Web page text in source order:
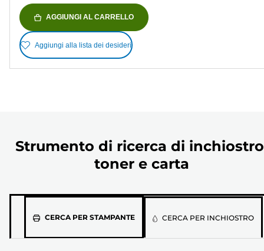
AGGIUNGI AL CARRELLO
Aggiungi alla lista dei desideri
Strumento di ricerca di
toner e carta
CERCA PER STAMPANTE
Seleziona
CERCA PER INCHIOSTRO